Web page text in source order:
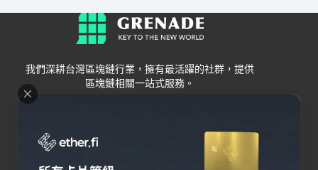
我們深耕台灣區塊鏈行業，擁有最活躍的社群，提供
區塊鏈相關一站式服務。
Grenade
關於我們
交易所